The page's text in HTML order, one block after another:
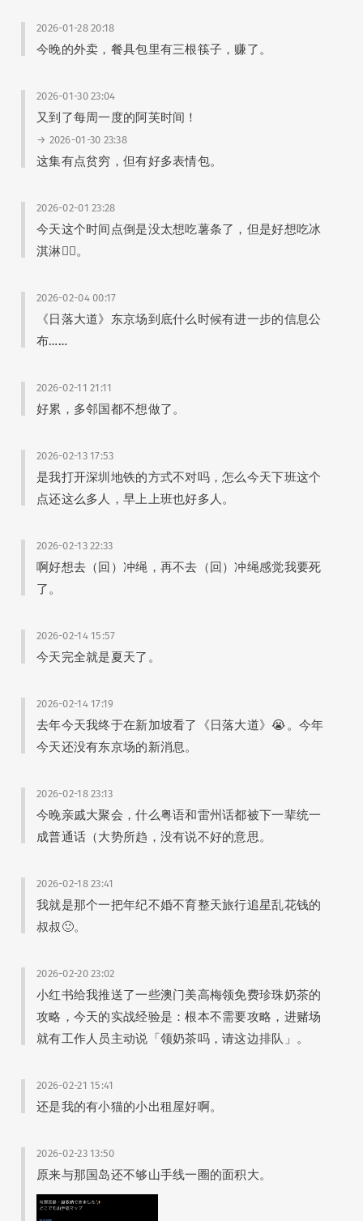
2026-01-28 20:18
今晚的外卖，餐具包里有三根筷子，赚了。
2026-01-30 23:04
又到了每周一度的阿芙时间！
→ 2026-01-30 23:38
这集有点贫穷，但有好多表情包。
2026-02-01 23:28
今天这个时间点倒是没太想吃薯条了，但是好想吃冰
淇淋🤦‍♂️。
2026-02-04 00:17
《日落大道》东京场到底什么时候有进一步的信息公
布……
2026-02-11 21:11
好累，多邻国都不想做了。
2026-02-13 17:53
是我打开深圳地铁的方式不对吗，怎么今天下班这个
点还这么多人，早上上班也好多人。
2026-02-13 22:33
啊好想去（回）冲绳，再不去（回）冲绳感觉我要死
了。
2026-02-14 15:57
今天完全就是夏天了。
2026-02-14 17:19
去年今天我终于在新加坡看了《日落大道》😭。今年
今天还没有东京场的新消息。
2026-02-18 23:13
今晚亲戚大聚会，什么粤语和雷州话都被下一辈统一
成普通话（大势所趋，没有说不好的意思。
2026-02-18 23:41
我就是那个一把年纪不婚不育整天旅行追星乱花钱的
叔叔🙂。
2026-02-20 23:02
小红书给我推送了一些澳门美高梅领免费珍珠奶茶的
攻略，今天的实战经验是：根本不需要攻略，进赌场
就有工作人员主动说「领奶茶吗，请这边排队」。
2026-02-21 15:41
还是我的有小猫的小出租屋好啊。
2026-02-23 13:50
原来与那国岛还不够山手线一圈的面积大。